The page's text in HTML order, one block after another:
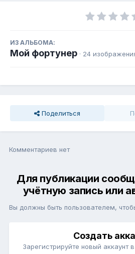
ИЗ АЛЬБОМА:
Мой фортунер · 24
Поделиться
Комментариев нет
Для публикации
учётную запись или
Вы должны быть пользователем,
Создать
Зарегистрируйте новый аккаунт